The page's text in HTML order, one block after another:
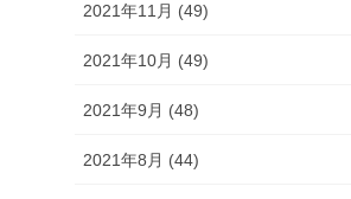
2021年11月 (49)
2021年10月 (49)
2021年9月 (48)
2021年8月 (44)